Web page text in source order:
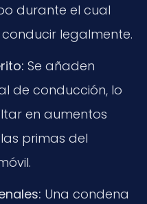
durante el cual
legalmente.
Se añaden
de conducción, lo
en aumentos
primas del
Una condena